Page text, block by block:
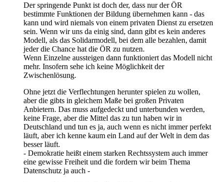
Der springende Punkt ist doch der, dass nur der ÖR
bestimmte Funktionen der Bildung übernehmen kann - das
kann und wird niemals von einem privaten Dienst zu ersetzen
sein. Wenn wir uns da einig sind, dann gibt es kein anderes
Modell, als das Solidarmodell, bei dem alle bezahlen, damit
jeder die Chance hat die ÖR zu nutzen.
Wenn Einzelne aussteigen dann funktioniert das Modell nicht
mehr. Insofern sehe ich keine Möglichkeit der
Zwischenlösung.
Ohne jetzt die Verflechtungen herunter spielen zu wollen,
aber die gibts in gleichem Maße bei großen Privaten
Anbietern. Das muss aufgedeckt und unterbunden werden,
keine Frage, aber die Mittel das zu tun haben wir in
Deutschland und tun es ja, auch wenn es nicht immer perfekt
läuft, aber ich kenne kaum ein Land auf der Welt in dem das
besser läuft.
- Demokratie heißt einem starken Rechtssystem auch immer
eine gewisse Freiheit und die fordern wir beim Thema
Datenschutz ja auch -